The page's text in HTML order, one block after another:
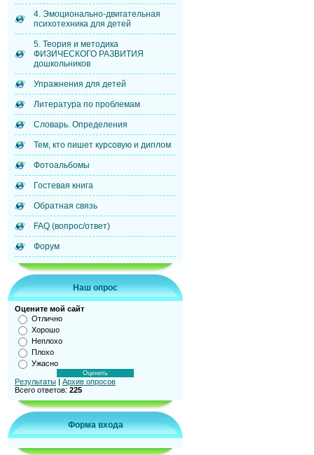
4. Эмоционально-двигательная
психотехника для детей
5. Теория и методика
ФИЗИЧЕСКОГО РАЗВИТИЯ
дошкольников
Упражнения для детей
Литература по проблемам
Словарь. Определения
Тем, кто пишет курсовую и диплом
Фотоальбомы
Гостевая книга
Обратная связь
FAQ (вопрос/ответ)
Форум
Наш опрос
Оцените мой сайт
Отлично
Хорошо
Неплохо
Плохо
Ужасно
Результаты | Архив опросов
Всего ответов: 225
Форма входа